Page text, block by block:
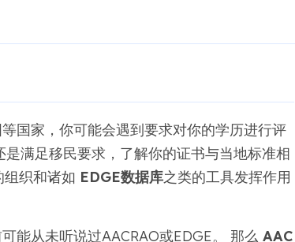
国家，你可能会遇到要求对你的学历进行评
满足移民要求，了解你的证书与当地标准相
织和诸如 EDGE数据库之类的工具发挥作用
能从未听说过AACRAO或EDGE。 那么 AAC